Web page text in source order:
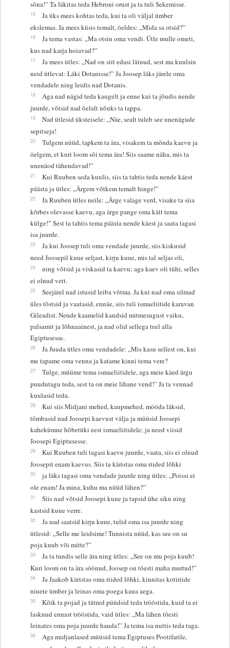
sõna!” Ta läkitas teda Hebroni orust ja ta tuli Sekemisse.
15
Ja üks mees kohtas teda, kui ta oli väljal ümber
ekslemas. Ja mees küsis temalt, öeldes: „Mida sa otsid?”
16
Ja tema vastas: „Ma otsin oma vendi. Ütle mulle ometi,
kus nad karja hoiavad?”
17
Ja mees ütles: „Nad on siit edasi läinud, sest ma kuulsin
neid ütlevat: Läki Dotanisse!” Ja Joosep läks järele oma
vendadele ning leidis nad Dotanis.
18
Aga nad nägid teda kaugelt ja enne kui ta jõudis nende
juurde, võtsid nad õelalt nõuks ta tappa.
19
Nad ütlesid üksteisele: „Näe, sealt tuleb see unenägude
sepitseja!
20
Tulgem nüüd, tapkem ta ära, visakem ta mõnda kaevu ja
öelgem, et kuri loom sõi tema ära! Siis saame näha, mis ta
unenäod tähendavad!”
21
Kui Ruuben seda kuulis, siis ta tahtis teda nende käest
päästa ja ütles: „Ärgem võtkem temalt hinge!”
22
Ja Ruuben ütles neile: „Ärge valage verd, visake ta siia
kõrbes olevasse kaevu, aga ärge pange oma kätt tema
külge!” Sest ta tahtis tema päästa nende käest ja saata tagasi
isa juurde.
23
Ja kui Joosep tuli oma vendade juurde, siis kiskusid
need Joosepil kuue seljast, kirju kuue, mis tal seljas oli,
24
ning võtsid ja viskasid ta kaevu; aga kaev oli tühi, selles
ei olnud vett.
25
Seejärel nad istusid leiba võtma. Ja kui nad oma silmad
üles tõstsid ja vaatasid, ennäe, siis tuli ismaeliitide karavan
Gileadist. Nende kaamelid kandsid mitmesugust vaiku,
palsamit ja lõhnaainest, ja nad olid sellega teel alla
Egiptusesse.
26
Ja Juuda ütles oma vendadele: „Mis kasu sellest on, kui
me tapame oma venna ja katame kinni tema vere?
27
Tulge, müüme tema ismaeliitidele, aga meie käed ärgu
puudutagu teda, sest ta on meie lihane vend!” Ja ta vennad
kuulasid teda.
28
Kui siis Midjani mehed, kaupmehed, mööda läksid,
tõmbasid nad Joosepi kaevust välja ja müüsid Joosepi
kahekümne hõbetüki eest ismaeliitidele; ja need viisid
Joosepi Egiptusesse.
29
Kui Ruuben tuli tagasi kaevu juurde, vaata, siis ei olnud
Joosepit enam kaevus. Siis ta käristas oma riided lõhki
30
ja läks tagasi oma vendade juurde ning ütles: „Poissi ei
ole enam! Ja mina, kuhu ma nüüd lähen?”
31
Siis nad võtsid Joosepi kuue ja tapsid ühe siku ning
kastsid kuue verre.
32
Ja nad saatsid kirju kuue, tulid oma isa juurde ning
ütlesid: „Selle me leidsime! Tunnista nüüd, kas see on su
poja kuub või mitte?”
33
Ja ta tundis selle ära ning ütles: „See on mu poja kuub!
Kuri loom on ta ära söönud, Joosep on tõesti maha murtud!”
34
Ja Jaakob käristas oma riided lõhki, kinnitas kotiriide
niuete ümber ja leinas oma poega kaua aega.
35
Kõik ta pojad ja tütred püüdsid teda trööstida, kuid ta ei
lasknud ennast trööstida, vaid ütles: „Ma lähen tõesti
leinates oma poja juurde hauda!” Ja tema isa nuttis teda taga.
36
Aga midjanlased müüsid tema Egiptuses Pootifarile,